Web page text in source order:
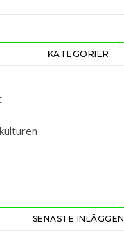
KATEGORIER
SENASTE INLÄGGEN